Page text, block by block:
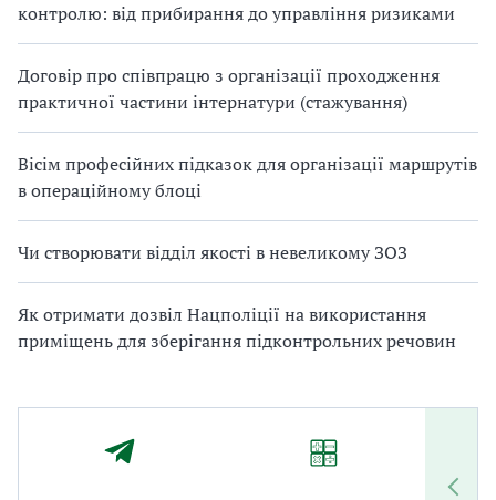
контролю: від прибирання до управління ризиками
Договір про співпрацю з організації проходження
практичної частини інтернатури (стажування)
Вісім професійних підказок для організації маршрутів
в операційному блоці
Чи створювати відділ якості в невеликому ЗОЗ
Як отримати дозвіл Нацполіції на використання
приміщень для зберігання підконтрольних речовин